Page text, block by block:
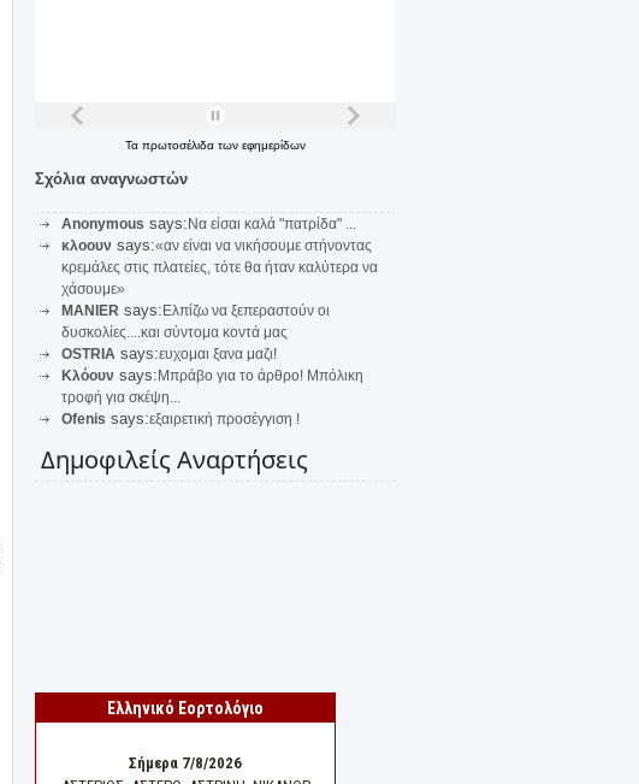
Τα πρωτοσέλιδα των εφημερίδων
Σχόλια αναγνωστών
Anonymous says: Να είσαι καλά "πατρίδα" ...
κλοουν says:«αν είναι να νικήσουμε στήνοντας
κρεμάλες στις πλατείες, τότε θα ήταν καλύτερα να
χάσουμε»
MANIER says: Ελπίζω να ξεπεραστούν οι
δυσκολίες....και σύντομα κοντά μας
OSTRIA says:ευχομαι ξανα μαζι!
Κλόουν says: Μπράβο για το άρθρο! Μπόλικη
τροφή για σκέψη...
Ofenis says:εξαιρετική προσέγγιση !
Δημοφιλείς Αναρτήσεις